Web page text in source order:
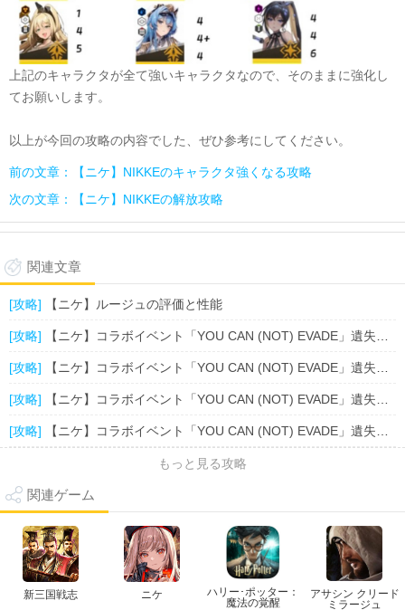
上記のキャラクタが全て強いキャラクタなので、そのままに強化し
てお願いします。
以上が今回の攻略の内容でした、ぜひ参考にしてください。
前の文章：【ニケ】NIKKEのキャラクタ強くなる攻略
次の文章：【ニケ】NIKKEの解放攻略
関連文章
[攻略] 【ニケ】ルージュの評価と性能
[攻略] 【ニケ】コラボイベント「YOU CAN (NOT) EVADE」遺失物の位置一覧（9.18）
[攻略] 【ニケ】コラボイベント「YOU CAN (NOT) EVADE」遺失物の位置一覧（9.16-9.17）
[攻略] 【ニケ】コラボイベント「YOU CAN (NOT) EVADE」遺失物の位置一覧（9.15）
[攻略] 【ニケ】コラボイベント「YOU CAN (NOT) EVADE」遺失物の位置一覧（9.14）
もっと見る攻略
関連ゲーム
新三国戦志 ニケ
ハリー･ポッター：
魔法の覚醒
アサシン クリード
ミラージュ